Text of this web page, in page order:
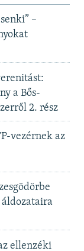
–
a Bős-
2. rész
vezérnek az
ellenzéki